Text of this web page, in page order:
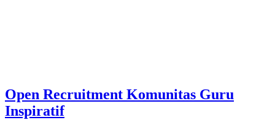
Open Recruitment Komunitas Guru
Inspiratif